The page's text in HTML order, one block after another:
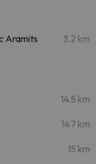
Aramits 3.2 km
14.5 km
14.7 km
15 km